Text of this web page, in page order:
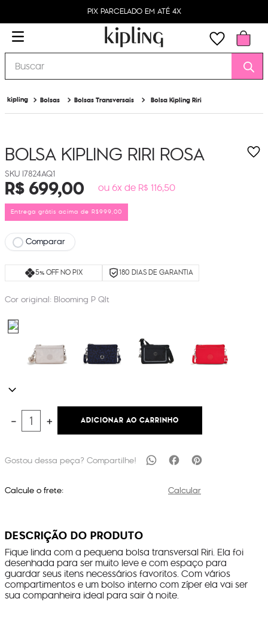
PIX PARCELADO EM ATÉ 4X
Buscar
Bolsas Bolsas Transversais Bolsa Kipling Riri
BOLSA KIPLING RIRI ROSA
I7824AQ1
R$699,00 ou 6x de R$ 116,50
Entrega grátis acima de R$999,00
Comparar
5% OFF NO PIX 180 DIAS DE GARANTIA
Cor original: Blooming P Qlt
＋
－ ADICIONAR AO CARRINHO
Calcule o frete: Calcular
DESCRIÇÃO DO PRODUTO
Fique linda com a pequena bolsa transversal Riri. Ela foi
desenhada para ser muito leve e com espaço para
guardar seus itens necessários favoritos. Com vários
compartimentos e um bolso interno com zíper ela vai ser
sua companheira ideal para sair à noite.